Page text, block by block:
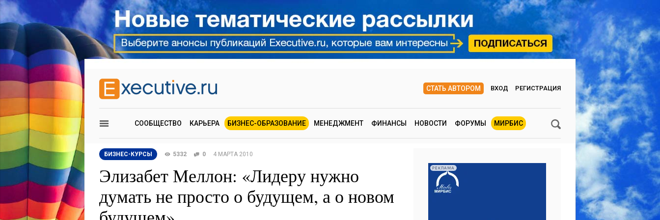
СТАТЬ АВТОРОМ ВХОД РЕГИСТРАЦИЯ
СООБЩЕСТВО КАРЬЕРА БИЗНЕС-ОБРАЗОВАНИЕ МЕНЕДЖМЕНТ ФИНАНСЫ НОВОСТИ ФОРУМЫ МИРБИС
БИЗНЕС-КУРСЫ 5332 0 4 МАРТА 2010
Элизабет Меллон: «Лидеру нужно
думать не просто о будущем, а о новом
РЕКЛАМА